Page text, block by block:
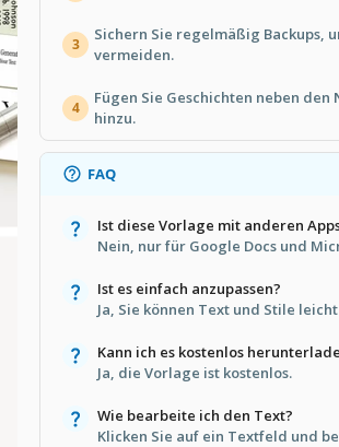
3
Sichern Sie regelmäßig Backups,
vermeiden.
4
Fügen Sie Geschichten neben
hinzu.
FAQ
Ist diese Vorlage mit anderen
Nein, nur für Google Docs und
Ist es einfach anzupassen?
Ja, Sie können Text und Stile
Kann ich es kostenlos
Ja, die Vorlage ist kostenlos.
Wie bearbeite ich den Text?
Klicken Sie auf ein Textfeld und